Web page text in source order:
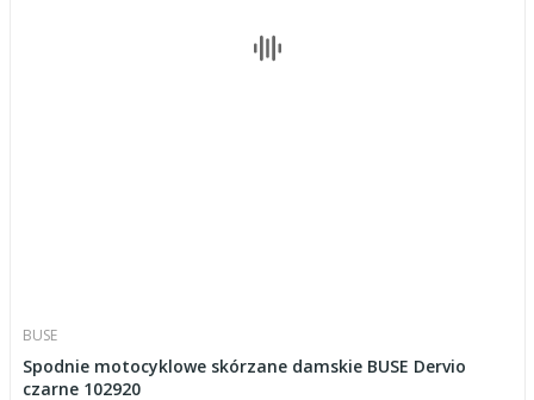
BUSE
Spodnie motocyklowe skórzane damskie BUSE Dervio
czarne 102920